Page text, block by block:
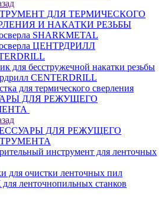
ДЛЯ ТЕРМИЧЕСКОГО
И НАКАТКИ РЕЗЬБЫ
SHARKMETAL
ЦЕНТРДРИЛЛ
для бесстружечной накатки резьбы
CENTERDRILL
для термического сверления
ДЛЯ РЕЖУЩЕГО
ДЛЯ РЕЖУЩЕГО
инструмент для ленточных
для очистки ленточных пил
ленточнопильных станков